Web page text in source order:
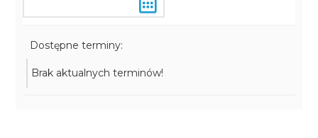
Dostępne terminy:
Brak aktualnych terminów!